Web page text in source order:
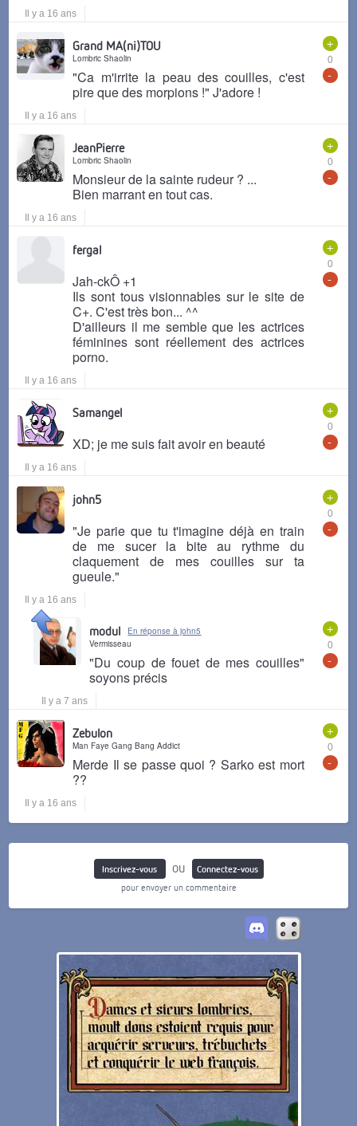
Il y a 16 ans
+
0
-
Grand MA(ni)TOU
Lombric Shaolin
"Ca m'irrite la peau des couilles, c'est
pire que des morpions !" J'adore !
Il y a 16 ans
+
0
-
JeanPierre
Lombric Shaolin
Monsieur de la sainte rudeur ? ...
Bien marrant en tout cas.
Il y a 16 ans
+
0
-
fergal
Jah-ckÔ +1
Ils sont tous visionnables sur le site de
C+. C'est très bon... ^^
D'ailleurs il me semble que les actrices
féminines sont réellement des actrices
porno.
Il y a 16 ans
+
0
-
Samangel
XD; je me suis fait avoir en beauté
Il y a 16 ans
+
0
-
john5
"Je parie que tu t'imagine déjà en train
de me sucer la bite au rythme du
claquement de mes couilles sur ta
gueule."
Il y a 16 ans
+
0
-
modul
En réponse à john5
Vermisseau
"Du coup de fouet de mes couilles"
soyons précis
Il y a 7 ans
+
0
-
Zebulon
Man Faye Gang Bang Addict
Merde Il se passe quoi ? Sarko est mort
??
Il y a 16 ans
Inscrivez-vous ou
Connectez-vous
pour envoyer un commentaire